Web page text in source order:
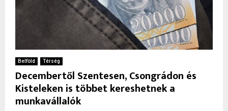
Belföld Térség
Decembertől Szentesen, Csongrádon és
Kisteleken is többet kereshetnek a
munkavállalók